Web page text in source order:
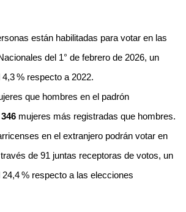
están habilitadas para votar en las
del 1° de febrero de 2026, un
% respecto a 2022.
que hombres en el padrón
346 mujeres más registradas que hombres.
en el extranjero podrán votar en
de 91 juntas receptoras de votos, un
% respecto a las elecciones